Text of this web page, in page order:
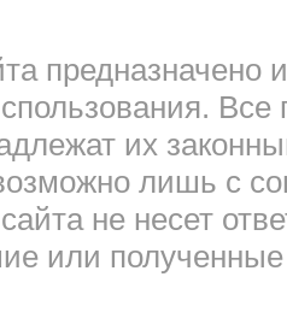
предназначено
их
лишь с
не несет
или